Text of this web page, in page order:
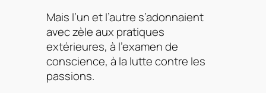
Mais l’un et l’autre s’adonnaient
avec zèle aux pratiques
extérieures, à l’examen de
conscience, à la lutte contre les
passions.